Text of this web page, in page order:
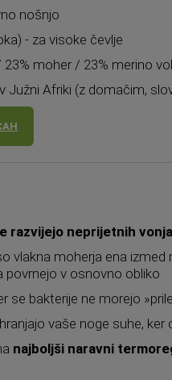
nošnjo
- za visoke čevlje
23% moher / 23% merino
Južni Afriki (z domačim,
razvijejo neprijetnih
vlakna moherja ena izmed
povrnejo v osnovno obliko
se bakterije ne morejo
vaše noge suhe,
najboljši naravni